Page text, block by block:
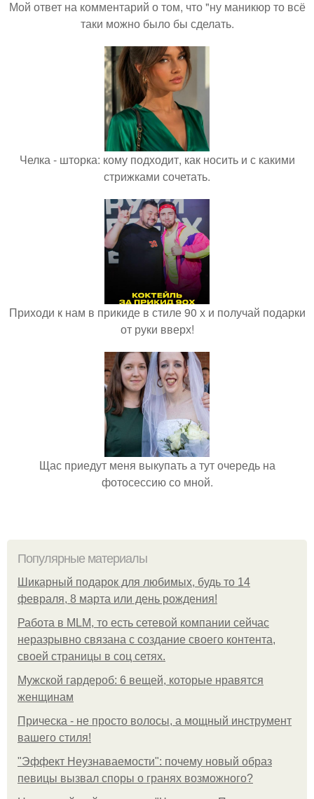
Мой ответ на комментарий о том, что "ну маникюр то всё
таки можно было бы сделать.
Челка - шторка: кому подходит, как носить и с какими
стрижками сочетать.
Приходи к нам в прикиде в стиле 90 х и получай подарки
от руки вверх!
Щас приедут меня выкупать а тут очередь на
фотосессию со мной.
Популярные материалы
Шикарный подарок для любимых, будь то 14
февраля, 8 марта или день рождения!
Работа в MLM, то есть сетевой компании сейчас
неразрывно связана с создание своего контента,
своей страницы в соц сетях.
Мужской гардероб: 6 вещей, которые нравятся
женщинам
Прическа - не просто волосы, а мощный инструмент
вашего стиля!
"Эффект Неузнаваемости": почему новый образ
певицы вызвал споры о гранях возможного?